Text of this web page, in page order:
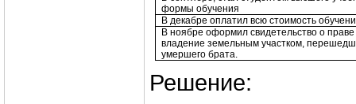
формы обучения
В декабре оплатил всю стоимость
В ноябре оформил свидетельство о
владение земельным участком,
умершего брата.
Решение: